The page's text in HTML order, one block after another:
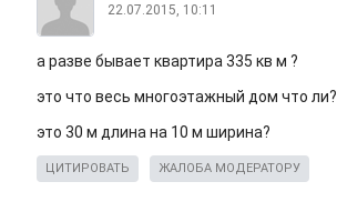
22.07.2015, 10:11
а разве бывает квартира 335 кв м ?
это что весь многоэтажный дом что ли?
это 30 м длина на 10 м ширина?
ЦИТИРОВАТЬ ЖАЛОБА МОДЕРАТОРУ